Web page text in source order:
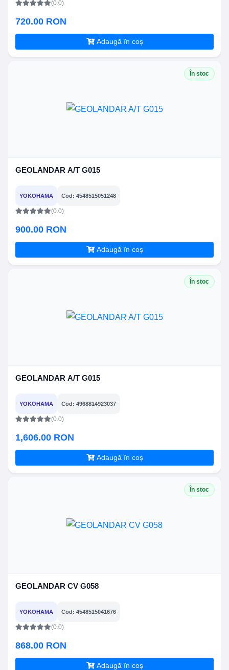
(0.0)
720.00 RON
Adaugă în coș
În stoc
GEOLANDAR A/T G015
YOKOHAMA Cod: 4548515051248
(0.0)
900.00 RON
Adaugă în coș
În stoc
GEOLANDAR A/T G015
YOKOHAMA Cod: 4968814923037
(0.0)
1,606.00 RON
Adaugă în coș
În stoc
GEOLANDAR CV G058
YOKOHAMA Cod: 4548515041676
(0.0)
868.00 RON
Adaugă în coș